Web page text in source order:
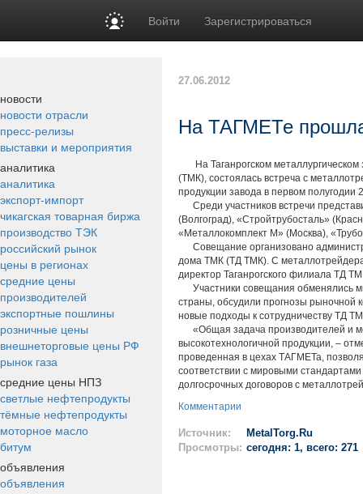
Войти Зарегистрироваться
новости
новости отрасли
пресс-релизы
выставки и мероприятия
аналитика
аналитика
экспорт-импорт
чикагская товарная биржа
производство ТЭК
российский рынок
цены в регионах
средние цены
производителей
экспортные пошлины
розничные цены
внешнеторговые цены РФ
рынок газа
средние цены НПЗ
светлые нефтепродукты
тёмные нефтепродукты
моторное масло
битум
объявления
объявления
27.06.2012
На ТАГМЕТе
На Таганрогском
(ТМК), состоялась встреча с
продукции завода в первом полугодии
Среди участников встречи
(Волгоград), «Стройтрубосталь»
«Металлокомплект М» (Москва),
Совещание организовано
дома ТМК (ТД ТМК). С
директор Таганрогского филиала ТД
Участники совещания обменялись
страны, обсудили прогнозы рыночной
новые подходы к сотрудничеству ТД
«Общая задача производителей и
высокотехнологичной продукции, –
проведенная в цехах ТАГМЕТа,
соответствии с мировыми
долгосрочных договоров с
Комментарии
Источник:
MetalTorg.Ru
Просмотры: сегодня: 1, всего: 271